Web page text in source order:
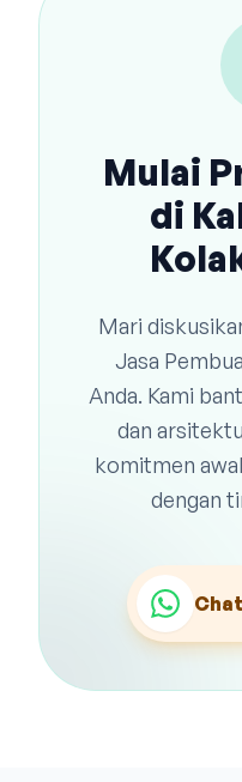
Mulai
di
Mari
Jasa
Anda. Kami
dan
komitmen
dengan